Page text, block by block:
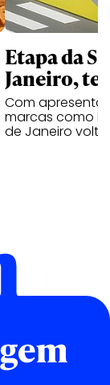
Etapa da
Janeiro,
Com
marcas como
de Janeiro